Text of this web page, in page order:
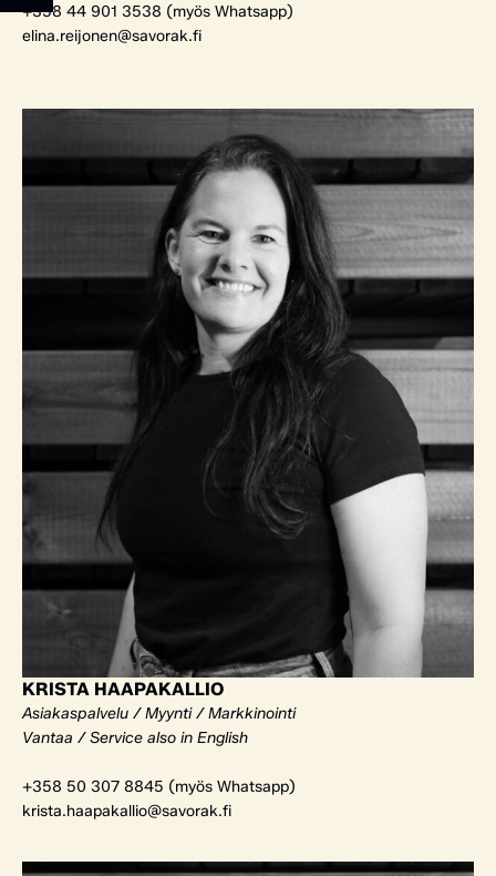
+358 44 901 3538 (myös Whatsapp)
elina.reijonen@savorak.fi
KRISTA HAAPAKALLIO
Asiakaspalvelu / Myynti / Markkinointi
Vantaa / Service also in English
+358 50 307 8845 (myös Whatsapp)
krista.haapakallio@savorak.fi